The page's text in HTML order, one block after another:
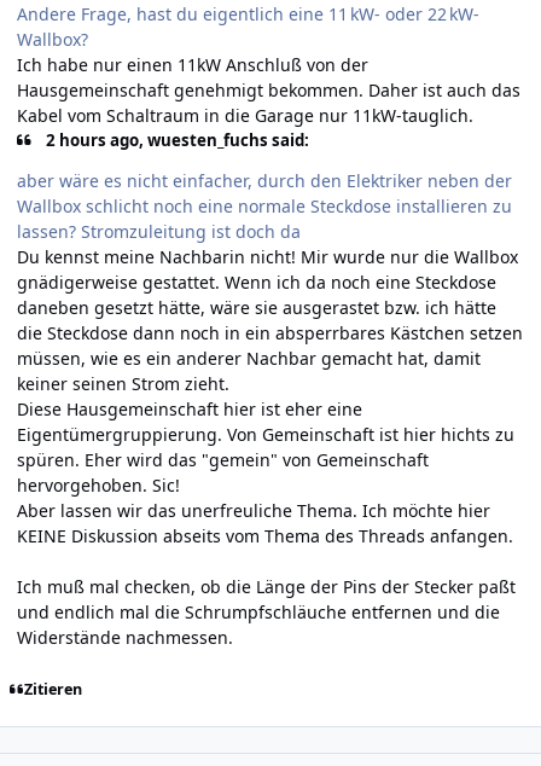
Andere Frage, hast du eigentlich eine 11 kW- oder 22 kW-
Wallbox?
Ich habe nur einen 11kW Anschluß von der
Hausgemeinschaft genehmigt bekommen. Daher ist auch das
Kabel vom Schaltraum in die Garage nur 11kW-tauglich.
2 hours ago, wuesten_fuchs said:
aber wäre es nicht einfacher, durch den Elektriker neben der
Wallbox schlicht noch eine normale Steckdose installieren zu
lassen? Stromzuleitung ist doch da
Du kennst meine Nachbarin nicht! Mir wurde nur die Wallbox
gnädigerweise gestattet. Wenn ich da noch eine Steckdose
daneben gesetzt hätte, wäre sie ausgerastet bzw. ich hätte
die Steckdose dann noch in ein absperrbares Kästchen setzen
müssen, wie es ein anderer Nachbar gemacht hat, damit
keiner seinen Strom zieht.
Diese Hausgemeinschaft hier ist eher eine
Eigentümergruppierung. Von Gemeinschaft ist hier hichts zu
spüren. Eher wird das "gemein" von Gemeinschaft
hervorgehoben. Sic!
Aber lassen wir das unerfreuliche Thema. Ich möchte hier
KEINE Diskussion abseits vom Thema des Threads anfangen.
Ich muß mal checken, ob die Länge der Pins der Stecker paßt
und endlich mal die Schrumpfschläuche entfernen und die
Widerstände nachmessen.
Zitieren